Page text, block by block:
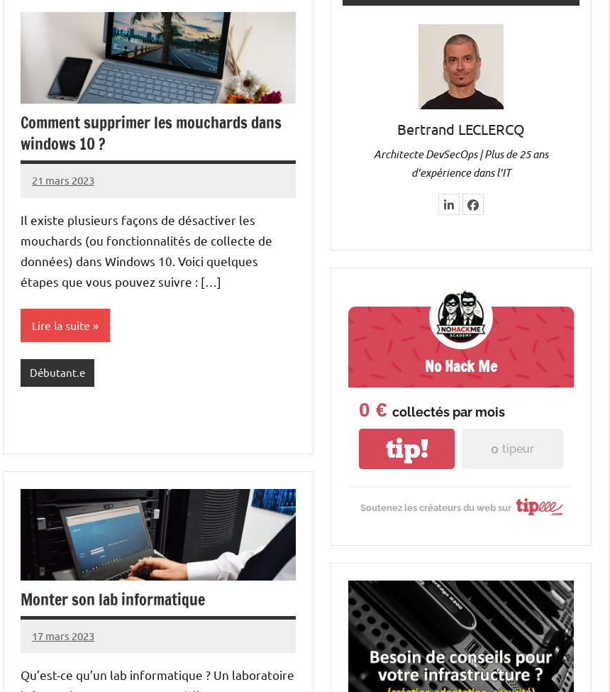
Comment supprimer les mouchards dans
windows 10 ?
21 mars 2023
nohackme
Aucun
Il existe plusieurs façons de désactiver les
mouchards (ou fonctionnalités de collecte de
données) dans Windows 10. Voici quelques
étapes que vous pouvez suivre : […]
Lire la suite
Débutant.e
Monter son lab informatique
17 mars 2023
nohackme
Aucun
Qu’est-ce qu’un lab informatique ? Un laboratoire
Bertrand LECLERCQ
Architecte DevSecOps | Plus de 25 ans
d’expérience dans l’IT
No Hack Me
0 € collectés par mois
tip! 0 tipeur
Soutenez les créateurs du web sur